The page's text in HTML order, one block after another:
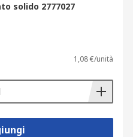
solido 2777027
1,08 €/unità